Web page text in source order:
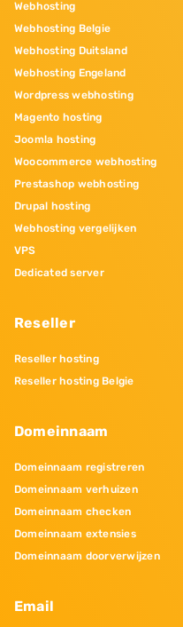
Webhosting
Webhosting Belgie
Webhosting Duitsland
Webhosting Engeland
Wordpress webhosting
Magento hosting
Joomla hosting
Woocommerce webhosting
Prestashop webhosting
Drupal hosting
Webhosting vergelijken
VPS
Dedicated server
Reseller
Reseller hosting
Reseller hosting Belgie
Domeinnaam
Domeinnaam registreren
Domeinnaam verhuizen
Domeinnaam checken
Domeinnaam extensies
Domeinnaam doorverwijzen
Email